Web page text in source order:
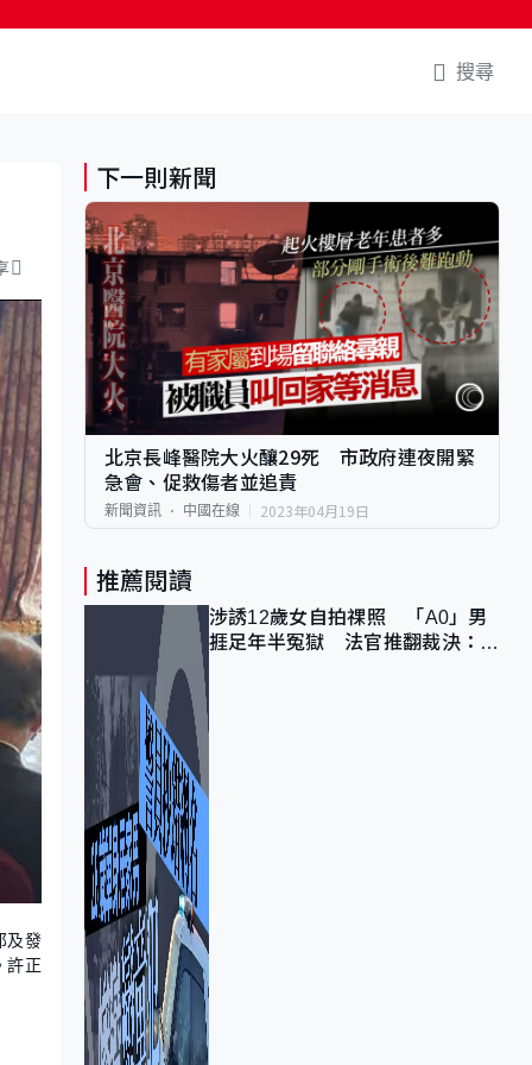
搜尋
及發
許正
下一則新聞
北京長峰醫院大火釀29死 市政府連夜開緊
急會、促救傷者並追責
新聞資訊 中國在線 2023年04月19日
推薦閱讀
涉誘12歲女自拍祼照 「A0」男
捱足年半冤獄 法官推翻裁決：抄